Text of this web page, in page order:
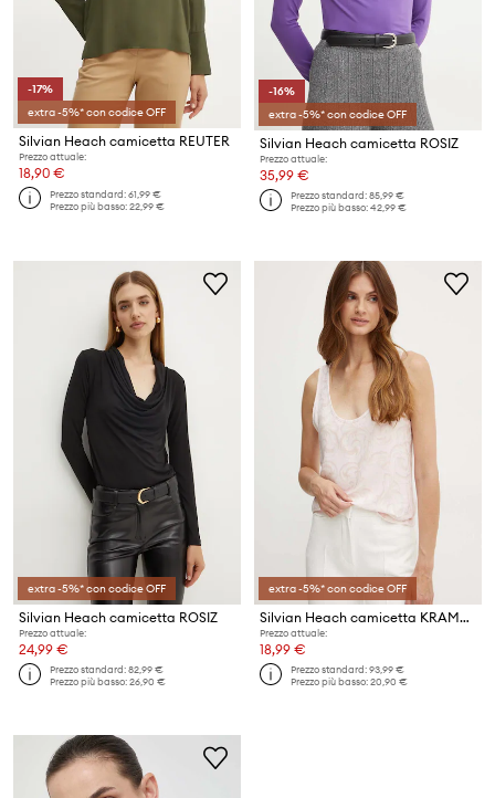
-17%
extra -5%* con codice OFF
Silvian Heach camicetta REUTER
Prezzo attuale:
18,90 €
Prezzo standard:61,99 €
Prezzo più basso:22,99 €
-16%
extra -5%* con codice OFF
Silvian Heach camicetta ROSIZ
Prezzo attuale:
35,99 €
Prezzo standard:85,99 €
Prezzo più basso:42,99 €
extra -5%* con codice OFF
Silvian Heach camicetta ROSIZ
Prezzo attuale:
24,99 €
Prezzo standard:82,99 €
Prezzo più basso:26,90 €
extra -5%* con codice OFF
Silvian Heach camicetta KRAMER
Prezzo attuale:
18,99 €
Prezzo standard:93,99 €
Prezzo più basso:20,90 €